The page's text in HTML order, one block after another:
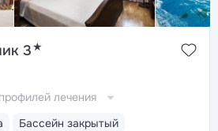
3★
Бассейн закрытый
лечения